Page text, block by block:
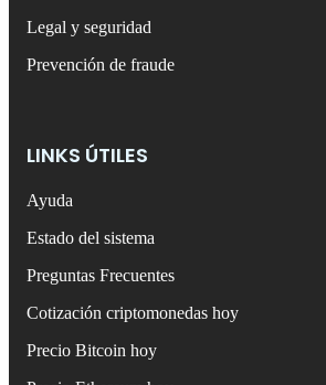
Legal y seguridad
Prevención de fraude
LINKS ÚTILES
Ayuda
Estado del sistema
Preguntas Frecuentes
Cotización criptomonedas hoy
Precio Bitcoin hoy